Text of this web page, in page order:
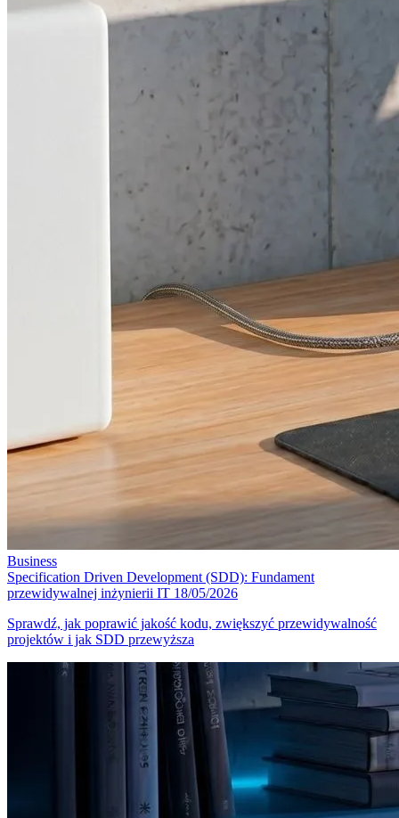
Business
Specification Driven Development (SDD): Fundament
przewidywalnej inżynierii IT 18/05/2026
Sprawdź, jak poprawić jakość kodu, zwiększyć przewidywalność
projektów i jak SDD przewyższa